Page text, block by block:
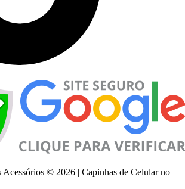
© 2026 | Capinhas de Celular no